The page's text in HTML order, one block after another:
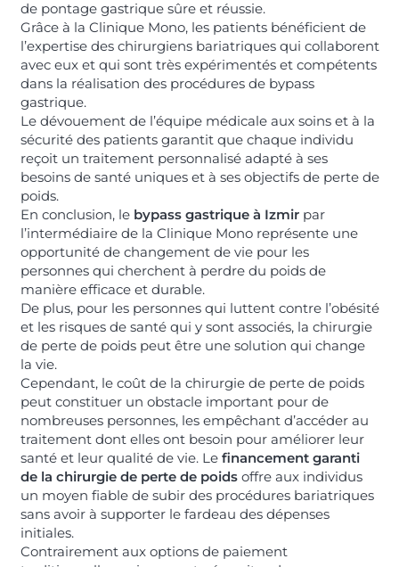
de pontage gastrique sûre et réussie.
Grâce à la Clinique Mono, les patients bénéficient de
l’expertise des chirurgiens bariatriques qui collaborent
avec eux et qui sont très expérimentés et compétents
dans la réalisation des procédures de bypass
gastrique.
Le dévouement de l’équipe médicale aux soins et à la
sécurité des patients garantit que chaque individu
reçoit un traitement personnalisé adapté à ses
besoins de santé uniques et à ses objectifs de perte de
poids.
En conclusion, le bypass gastrique à Izmirpar
l’intermédiaire de la Clinique Mono représente une
opportunité de changement de vie pour les
personnes qui cherchent à perdre du poids de
manière efficace et durable.
De plus, pour les personnes qui luttent contre l’obésité
et les risques de santé qui y sont associés, la chirurgie
de perte de poids peut être une solution qui change
la vie.
Cependant, le coût de la chirurgie de perte de poids
peut constituer un obstacle important pour de
nombreuses personnes, les empêchant d’accéder au
traitement dont elles ont besoin pour améliorer leur
santé et leur qualité de vie. Le financement garanti
de la chirurgie de perte de poidsoffre aux individus
un moyen fiable de subir des procédures bariatriques
sans avoir à supporter le fardeau des dépenses
initiales.
Contrairement aux options de paiement